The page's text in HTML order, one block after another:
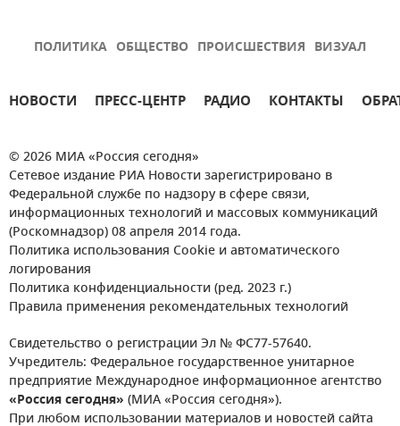
ПОЛИТИКА ОБЩЕСТВО ПРОИСШЕСТВИЯ ВИЗУАЛ
НОВОСТИ ПРЕСС-ЦЕНТР РАДИО КОНТАКТЫ
© 2026 МИА «Россия сегодня»
Сетевое издание РИА Новости зарегистрировано в
Федеральной службе по надзору в сфере связи,
информационных технологий и массовых коммуникаций
(Роскомнадзор) 08 апреля 2014 года.
Политика использования Cookie и автоматического
логирования
Политика конфиденциальности (ред. 2023 г.)
Правила применения рекомендательных технологий
Свидетельство о регистрации Эл № ФС77-57640.
Учредитель: Федеральное государственное унитарное
предприятие Международное информационное агентство
«Россия сегодня» (МИА «Россия сегодня»).
При любом использовании материалов и новостей сайта